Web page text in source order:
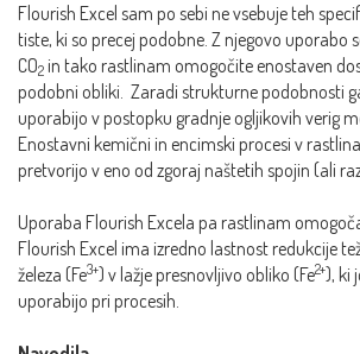
Flourish Excel sam po sebi ne vsebuje teh
tiste, ki so precej podobne. Z njegovo uporabo
CO2 in tako rastlinam omogočite enostaven
podobni obliki. Zaradi strukturne podobnosti
uporabijo v postopku gradnje ogljikovih verig
Enostavni kemični in encimski procesi v
pretvorijo v eno od zgoraj naštetih spojin (ali
Uporaba Flourish Excela pa rastlinam
Flourish Excel ima izredno lastnost redukcije
železa (Fe3+) v lažje presnovljivo obliko (Fe2+), ki
uporabijo pri procesih.